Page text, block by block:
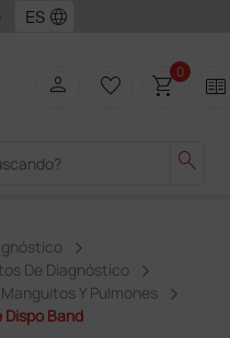
language
search
person favorite_border shopping_cart0 two_pager
De Diagnóstico
Manguitos Y Pulmones
Dispo Band